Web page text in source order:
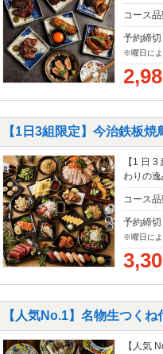
コース
予約締
※曜日によ
【1日3組限定】今治鉄板
【1 日
わりの
コース
予約締
※曜日によ
【人気No.1】名物生つく
【人気